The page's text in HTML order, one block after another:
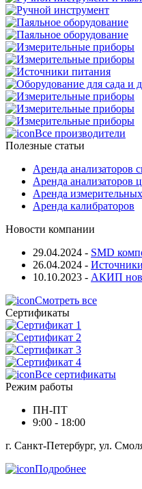
Все производители
Полезные статьи
Аренда анализаторов
Аренда анализаторов
Аренда
Аренда калибраторов
Новости компании
29.04.2024 - SMD
26.04.2024 -
10.10.2023 - АКИП
Смотреть все
Сертификаты
Все сертификаты
Режим работы
ПН-ПТ
9:00 - 18:00
г. Санкт-Петербург, ул.
Подробнее